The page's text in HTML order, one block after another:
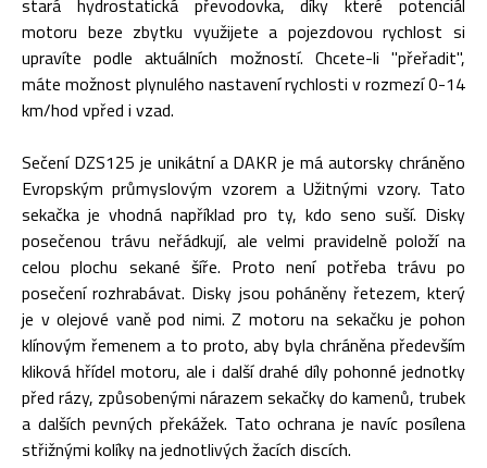
stará hydrostatická převodovka, díky které potenciál
motoru beze zbytku využijete a pojezdovou rychlost si
upravíte podle aktuálních možností. Chcete-li "přeřadit",
máte možnost plynulého nastavení rychlosti v rozmezí 0-14
km/hod vpřed i vzad.
Sečení DZS125 je unikátní a DAKR je má autorsky chráněno
Evropským průmyslovým vzorem a Užitnými vzory. Tato
sekačka je vhodná například pro ty, kdo seno suší. Disky
posečenou trávu neřádkují, ale velmi pravidelně položí na
celou plochu sekané šíře. Proto není potřeba trávu po
posečení rozhrabávat. Disky jsou poháněny řetezem, který
je v olejové vaně pod nimi. Z motoru na sekačku je pohon
klínovým řemenem a to proto, aby byla chráněna především
kliková hřídel motoru, ale i další drahé díly pohonné jednotky
před rázy, způsobenými nárazem sekačky do kamenů, trubek
a dalších pevných překážek. Tato ochrana je navíc posílena
střižnými kolíky na jednotlivých žacích discích.